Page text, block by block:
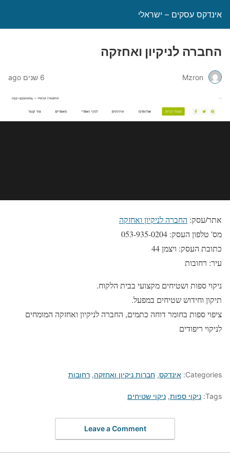
אינדקס עסקים – ישראלי
החברה לניקיון ואחזקה
Mzron 6 שנים ago
אתר/עסק: החברה לניקיון ואחזקה
מס' טלפון העסק: 053-935-0204
כתובת העסק: ויצמן 44
עיר: רחובות
ניקוי ספות ושטיחים מקצועי בבית הלקוח.
תיקון וחידוש שטיחים במפעל.
ציפוי ספות בחומר דוחה כתמים, החברה לניקיון ואחזקה המומחים
לניקוי ריפודים
Categories: אינדקס, חברות ניקיון ואחזקה, רחובות
Tags: ניקוי ספות, ניקוי שטיחים
Leave a Comment